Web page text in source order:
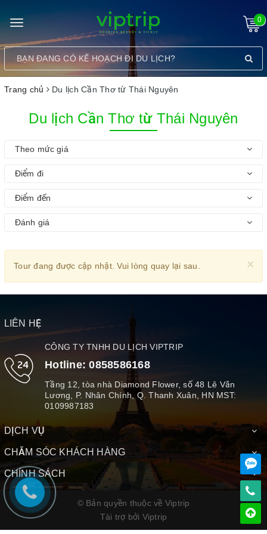
Toggle
navigation
0
Trang chủ Du lịch Cần Thơ từ Thái Nguyên
Du lịch Cần Thơ từ Thái Nguyên
Theo mức giá
Điểm đi
Điểm đến
Đánh giá
×
Tour đang được cập nhật. Vui lòng quay lại sau.
LIÊN HỆ
CÔNG TY TNHH DU LỊCH VIPTRIP
Hotline:0858586168
Tầng 12, tòa nhà Diamond Flower, số 48 Lê Văn
Lương, P. Nhân Chính, Q. Thanh Xuân, HN MST:
0109987183
DỊCH VỤ
CHĂM SÓC KHÁCH HÀNG
CHÍNH SÁCH
© Bản quyền thuộc về Viptrip
Tài trợ bởi Viptrip